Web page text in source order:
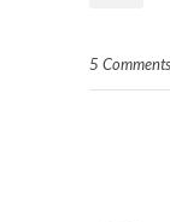
5 Comments